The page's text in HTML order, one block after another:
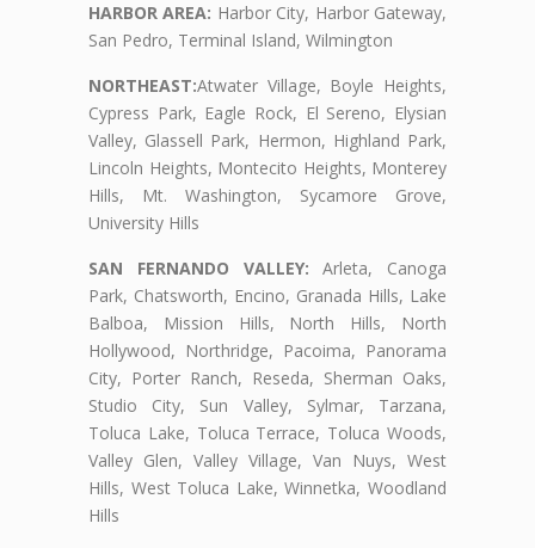
HARBOR AREA: Harbor City, Harbor Gateway,
San Pedro, Terminal Island, Wilmington
NORTHEAST:Atwater Village, Boyle Heights,
Cypress Park, Eagle Rock, El Sereno, Elysian
Valley, Glassell Park, Hermon, Highland Park,
Lincoln Heights, Montecito Heights, Monterey
Hills, Mt. Washington, Sycamore Grove,
University Hills
SAN FERNANDO VALLEY: Arleta, Canoga
Park, Chatsworth, Encino, Granada Hills, Lake
Balboa, Mission Hills, North Hills, North
Hollywood, Northridge, Pacoima, Panorama
City, Porter Ranch, Reseda, Sherman Oaks,
Studio City, Sun Valley, Sylmar, Tarzana,
Toluca Lake, Toluca Terrace, Toluca Woods,
Valley Glen, Valley Village, Van Nuys, West
Hills, West Toluca Lake, Winnetka, Woodland
Hills